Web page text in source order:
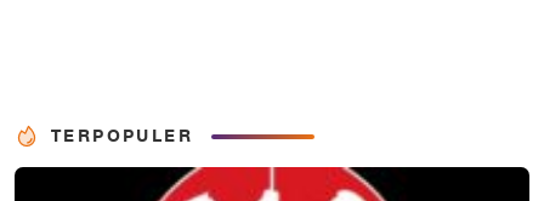
TERPOPULER